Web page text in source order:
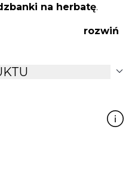
na herbatę.
rozwiń
expand_more